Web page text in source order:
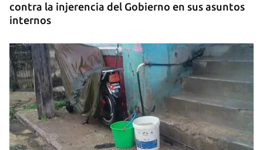
contra la injerencia del Gobierno en sus asuntos
internos